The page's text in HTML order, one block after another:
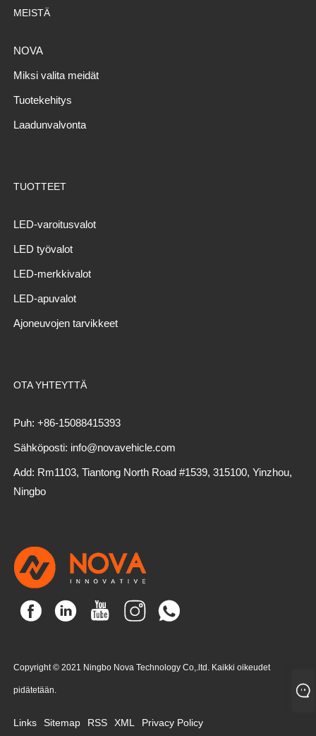
MEISTÄ
NOVA
Miksi valita meidät
Tuotekehitys
Laadunvalvonta
TUOTTEET
LED-varoitusvalot
LED työvalot
LED-merkkivalot
LED-apuvalot
Ajoneuvojen tarvikkeet
OTA YHTEYTTÄ
Puh: +86-15088415393
Sähköposti: info@novavehicle.com
Add: Rm1103, Tiantong North Road #1539, 315100, Yinzhou,
Ningbo
Copyright © 2021 Ningbo Nova Technology Co,.ltd. Kaikki oikeudet
pidätetään.
Links Sitemap RSS XML Privacy Policy